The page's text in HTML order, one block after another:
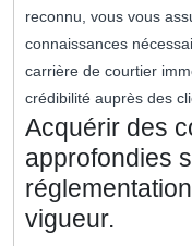
reconnu, vous vous
connaissances
carrière de courtier
crédibilité auprès des
Acquérir des
approfondies
vigueur.